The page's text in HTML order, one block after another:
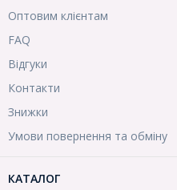
Оптовим клієнтам
FAQ
Відгуки
Контакти
Знижки
Умови повернення та обміну
КАТАЛОГ